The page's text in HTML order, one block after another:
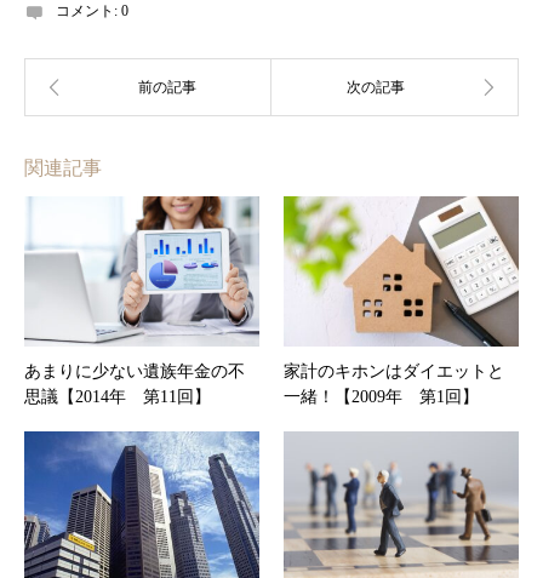
コメント: 0
関連記事
あまりに少ない遺族年金の不
思議【2014年 第11回】
家計のキホンはダイエットと
一緒！【2009年 第1回】